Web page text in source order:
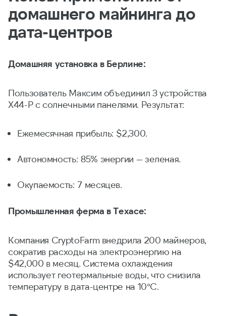
домашнего майнинга до
дата-центров
Домашняя установка в Берлине:
Пользователь Максим объединил 3 устройства
X44-P с солнечными панелями. Результат:
Ежемесячная прибыль: $2,300.
Автономность: 85% энергии — зеленая.
Окупаемость: 7 месяцев.
Промышленная ферма в Техасе:
Компания CryptoFarm внедрила 200 майнеров,
сократив расходы на электроэнергию на
$42,000 в месяц. Система охлаждения
использует геотермальные воды, что снизила
температуру в дата-центре на 10°C.